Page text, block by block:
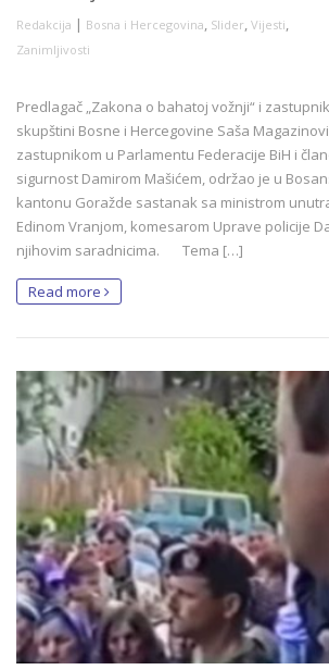
Redakcija | Bosna i Hercegovina, Slider, Vijesti,
Zanimljivosti
Predlagač „Zakona o bahatoj vožnji“ i
skupštini Bosne i Hercegovine Saša
zastupnikom u Parlamentu Federacije BiH i
sigurnost Damirom Mašićem, održao je u
kantonu Goražde sastanak sa ministrom
Edinom Vranjom, komesarom Uprave policije
njihovim saradnicima. Tema […]
Read more